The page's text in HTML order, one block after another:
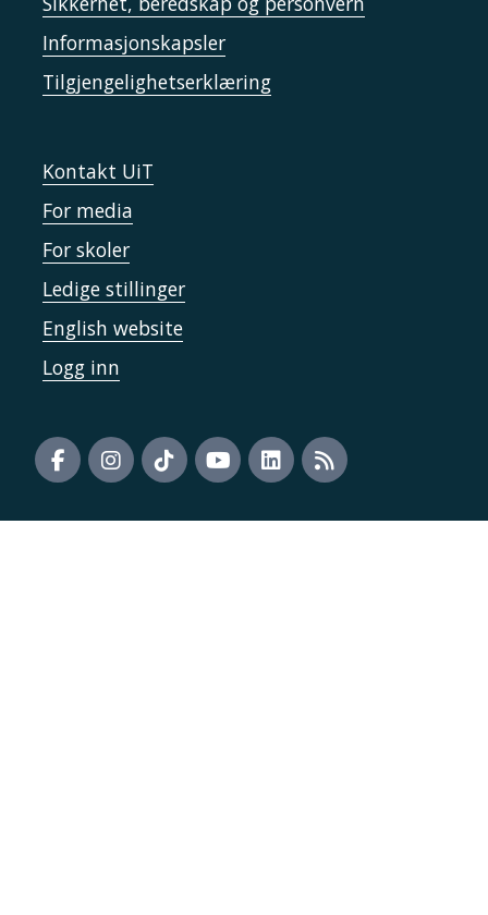
Informasjonskapsler
Tilgjengelighetserklæring
Kontakt UiT
For media
For skoler
Ledige stillinger
English website
Logg inn